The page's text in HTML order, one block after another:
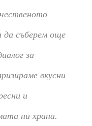
да съберем още
за
вкусни
и
ни храна.